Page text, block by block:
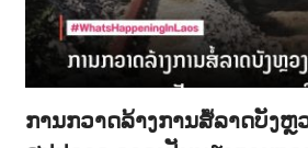
ການກວາດລ້າງການສໍ້ລາດບັງຫຼ